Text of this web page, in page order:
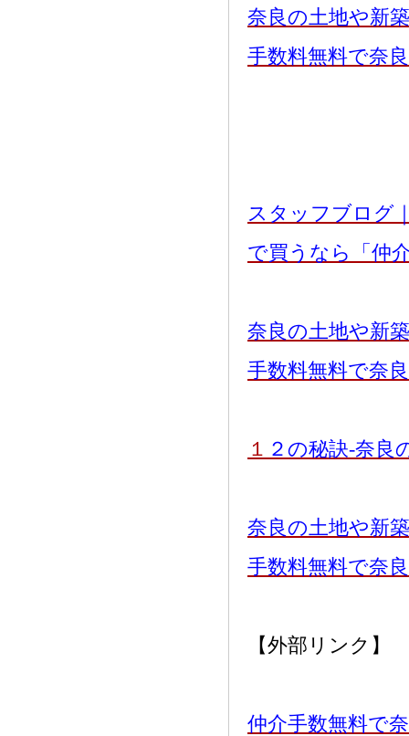
奈良の土地や新
手数料無料で奈
スタッフブログ
で買うなら「仲
奈良の土地や新
手数料無料で奈
１ ２の秘訣-奈良
奈良の土地や新
手数料無料で奈
【外部リンク】
仲介手数無料で